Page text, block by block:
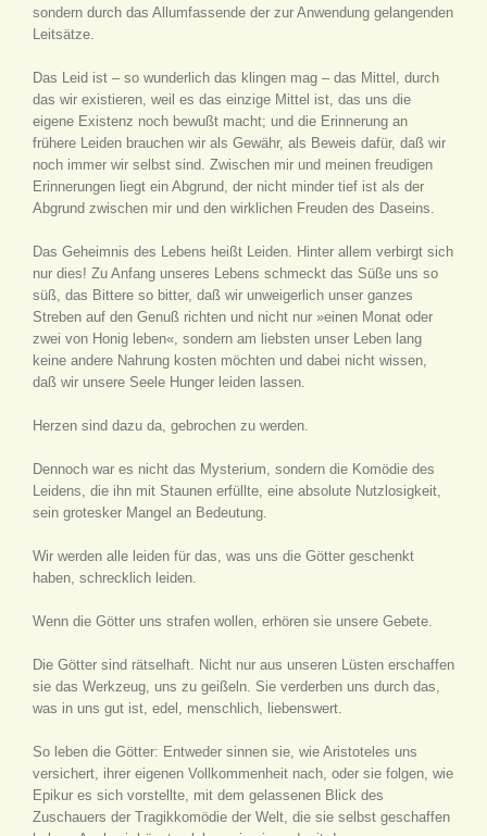
sondern durch das Allumfassende der zur Anwendung gelangenden
Leitsätze.
Das Leid ist – so wunderlich das klingen mag – das Mittel, durch
das wir existieren, weil es das einzige Mittel ist, das uns die
eigene Existenz noch bewußt macht; und die Erinnerung an
frühere Leiden brauchen wir als Gewähr, als Beweis dafür, daß wir
noch immer wir selbst sind. Zwischen mir und meinen freudigen
Erinnerungen liegt ein Abgrund, der nicht minder tief ist als der
Abgrund zwischen mir und den wirklichen Freuden des Daseins.
Das Geheimnis des Lebens heißt Leiden. Hinter allem verbirgt sich
nur dies! Zu Anfang unseres Lebens schmeckt das Süße uns so
süß, das Bittere so bitter, daß wir unweigerlich unser ganzes
Streben auf den Genuß richten und nicht nur »einen Monat oder
zwei von Honig leben«, sondern am liebsten unser Leben lang
keine andere Nahrung kosten möchten und dabei nicht wissen,
daß wir unsere Seele Hunger leiden lassen.
Herzen sind dazu da, gebrochen zu werden.
Dennoch war es nicht das Mysterium, sondern die Komödie des
Leidens, die ihn mit Staunen erfüllte, eine absolute Nutzlosigkeit,
sein grotesker Mangel an Bedeutung.
Wir werden alle leiden für das, was uns die Götter geschenkt
haben, schrecklich leiden.
Wenn die Götter uns strafen wollen, erhören sie unsere Gebete.
Die Götter sind rätselhaft. Nicht nur aus unseren Lüsten erschaffen
sie das Werkzeug, uns zu geißeln. Sie verderben uns durch das,
was in uns gut ist, edel, menschlich, liebenswert.
So leben die Götter: Entweder sinnen sie, wie Aristoteles uns
versichert, ihrer eigenen Vollkommenheit nach, oder sie folgen, wie
Epikur es sich vorstellte, mit dem gelassenen Blick des
Zuschauers der Tragikkomödie der Welt, die sie selbst geschaffen